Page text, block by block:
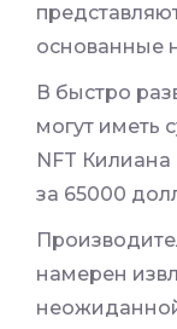
основанные
В быстро
могут иметь
NFT
за 65000
намерен